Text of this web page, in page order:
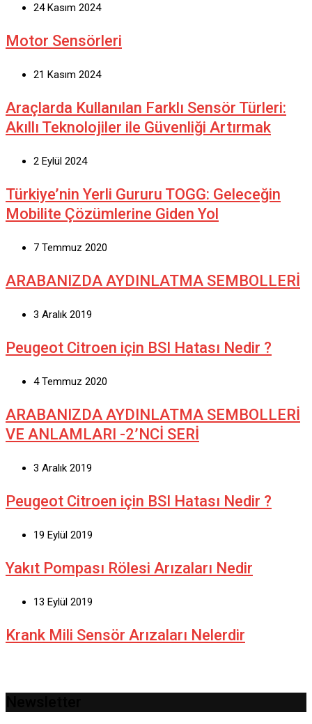
24 Kasım 2024
Motor Sensörleri
21 Kasım 2024
Araçlarda Kullanılan Farklı Sensör Türleri:
Akıllı Teknolojiler ile Güvenliği Artırmak
2 Eylül 2024
Türkiye’nin Yerli Gururu TOGG: Geleceğin
Mobilite Çözümlerine Giden Yol
7 Temmuz 2020
ARABANIZDA AYDINLATMA SEMBOLLERİ
3 Aralık 2019
Peugeot Citroen için BSI Hatası Nedir ?
4 Temmuz 2020
ARABANIZDA AYDINLATMA SEMBOLLERİ
VE ANLAMLARI -2’NCİ SERİ
3 Aralık 2019
Peugeot Citroen için BSI Hatası Nedir ?
19 Eylül 2019
Yakıt Pompası Rölesi Arızaları Nedir
13 Eylül 2019
Krank Mili Sensör Arızaları Nelerdir